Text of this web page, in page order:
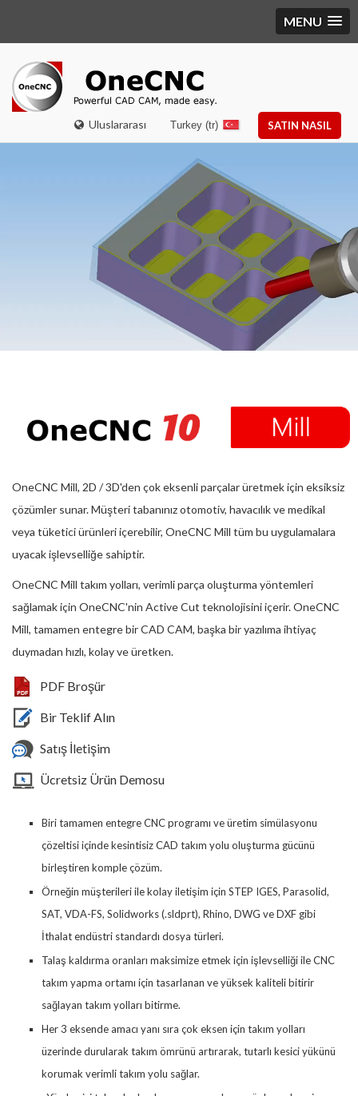
MENU
Uluslararası SATIN NASIL
Turkey (tr)
OneCNC Mill, 2D / 3D'den çok eksenli parçalar üretmek için eksiksiz
çözümler sunar. Müşteri tabanınız otomotiv, havacılık ve medikal
veya tüketici ürünleri içerebilir, OneCNC Mill tüm bu uygulamalara
uyacak işlevselliğe sahiptir.
OneCNC Mill takım yolları, verimli parça oluşturma yöntemleri
sağlamak için OneCNC'nin Active Cut teknolojisini içerir. OneCNC
Mill, tamamen entegre bir CAD CAM, başka bir yazılıma ihtiyaç
duymadan hızlı, kolay ve üretken.
PDF Broşür
Bir Teklif Alın
Satış İletişim
Ücretsiz Ürün Demosu
Biri tamamen entegre CNC programı ve üretim simülasyonu
çözeltisi içinde kesintisiz CAD takım yolu oluşturma gücünü
birleştiren komple çözüm.
Örneğin müşterileri ile kolay iletişim için STEP IGES, Parasolid,
SAT, VDA-FS, Solidworks (.sldprt), Rhino, DWG ve DXF gibi
İthalat endüstri standardı dosya türleri.
Talaş kaldırma oranları maksimize etmek için işlevselliği ile CNC
takım yapma ortamı için tasarlanan ve yüksek kaliteli bitirir
sağlayan takım yolları bitirme.
Her 3 eksende amacı yanı sıra çok eksen için takım yolları
üzerinde durularak takım ömrünü artırarak, tutarlı kesici yükünü
korumak verimli takım yolu sağlar.